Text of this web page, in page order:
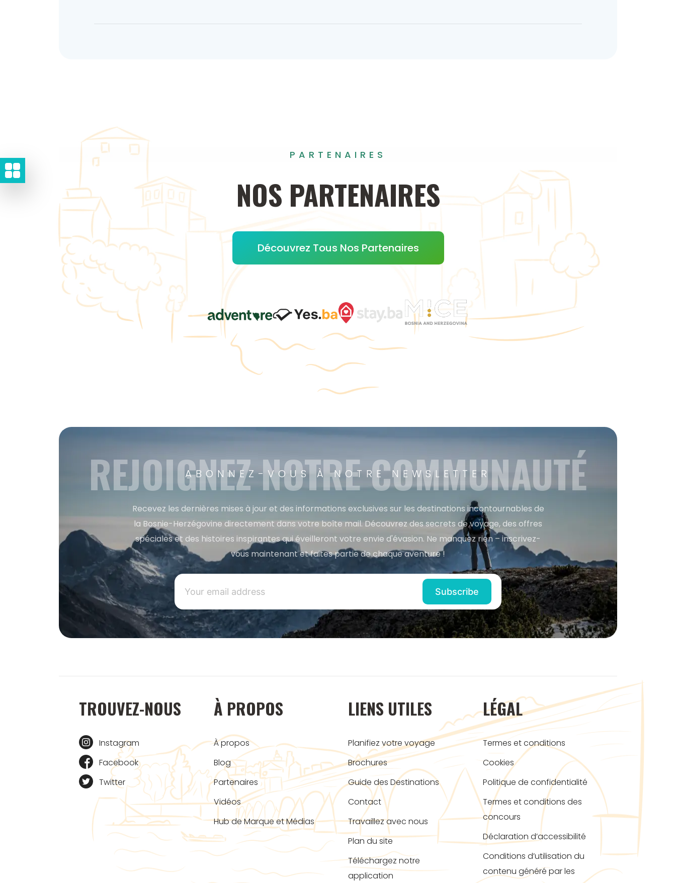
PARTENAIRES
NOS PARTENAIRES
Découvrez Tous Nos Partenaires
ABONNEZ-VOUS À NOTRE NEWSLETTER
REJOIGNEZ NOTRE COMMUNAUTÉ
Recevez les dernières mises à jour et des informations exclusives sur les destinations incontournables de
la Bosnie-Herzégovine directement dans votre boîte mail. Découvrez des secrets de voyage, des offres
spéciales et des histoires inspirantes qui éveilleront votre envie d'évasion. Ne manquez rien – inscrivez-
vous maintenant et faites partie de chaque aventure !
TROUVEZ-NOUS
Instagram
Facebook
Twitter
À PROPOS
À propos
Blog
Partenaires
Vidéos
Hub de Marque et Médias
LIENS UTILES
Planifiez votre voyage
Brochures
Guide des Destinations
Contact
Travaillez avec nous
Plan du site
Téléchargez notre
application
LÉGAL
Termes et conditions
Cookies
Politique de confidentialité
Termes et conditions des
concours
Déclaration d’accessibilité
Conditions d’utilisation du
contenu généré par les